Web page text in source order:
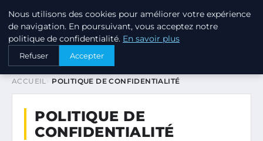
PTIT ANNUAIRE
ACCUEIL POLITIQUE DE CONFIDENTIALITÉ
POLITIQUE DE
CONFIDENTIALITÉ
Nous utilisons des cookies pour améliorer votre expérience
de navigation. En poursuivant, vous acceptez notre
politique de confidentialité. En savoir plus
Refuser Accepter